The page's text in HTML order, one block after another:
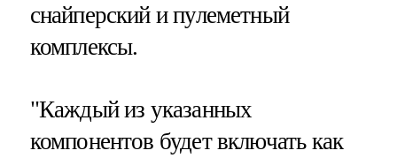
снайперский и пулеметный
комплексы.
"Каждый из указанных
компонентов будет включать как